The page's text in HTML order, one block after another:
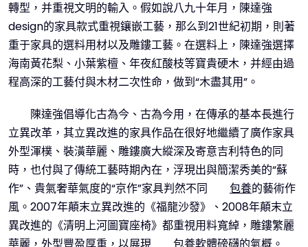
轉型，并重視文明的輸入。假如說八九十年月，陳達強
design的家具款式重視鑲嵌工藝，那么到21世紀初期，則著
重于家具的選料用材以及雕鏤工藝。在選料上，陳達強選擇
海南黃花梨、小葉紫檀、年夜紅酸枝等寶貴硬木，并經由過
程高深的工藝付與木材二次性命，做到“木盡其用”。
陳達強倡導化古為今、古為今用，在傳承的基本長進行
立異改革，其立異改進的家具作品在很好地繼續了廣作家具
外型渾樸、裝潢華麗、雕鏤廣大縱深及寄意吉利特色的同
時，也付與了傳統工藝時期內在，浮現出與簡潔秀美的“蘇
作”、貴氣奢華氣度的“京作”家具判然不同
包養的藝術作
風。2007年顛末立異改進的《福龍沙發》、2008年顛末立
異改進的《清明上河圖寶座椅》都重視用料寬綽，雕鏤繁麗